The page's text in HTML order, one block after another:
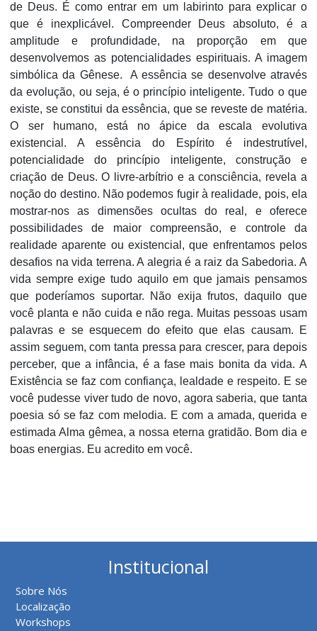
de Deus. É como entrar em um labirinto para explicar o
que é inexplicável. Compreender Deus absoluto, é a
amplitude e profundidade, na proporção em que
desenvolvemos as potencialidades espirituais. A imagem
simbólica da Gênese. A essência se desenvolve através
da evolução, ou seja, é o princípio inteligente. Tudo o que
existe, se constitui da essência, que se reveste de matéria.
O ser humano, está no ápice da escala evolutiva
existencial. A essência do Espírito é indestrutível,
potencialidade do princípio inteligente, construção e
criação de Deus. O livre-arbítrio e a consciência, revela a
noção do destino. Não podemos fugir à realidade, pois, ela
mostrar-nos as dimensões ocultas do real, e oferece
possibilidades de maior compreensão, e controle da
realidade aparente ou existencial, que enfrentamos pelos
desafios na vida terrena. A alegria é a raiz da Sabedoria. A
vida sempre exige tudo aquilo em que jamais pensamos
que poderíamos suportar. Não exija frutos, daquilo que
você planta e não cuida e não rega. Muitas pessoas usam
palavras e se esquecem do efeito que elas causam. E
assim seguem, com tanta pressa para crescer, para depois
perceber, que a infância, é a fase mais bonita da vida. A
Existência se faz com confiança, lealdade e respeito. E se
você pudesse viver tudo de novo, agora saberia, que tanta
poesia só se faz com melodia. E com a amada, querida e
estimada Alma gêmea, a nossa eterna gratidão. Bom dia e
boas energias. Eu acredito em você.
Institucional
Sobre Nós
Localização
Workshops